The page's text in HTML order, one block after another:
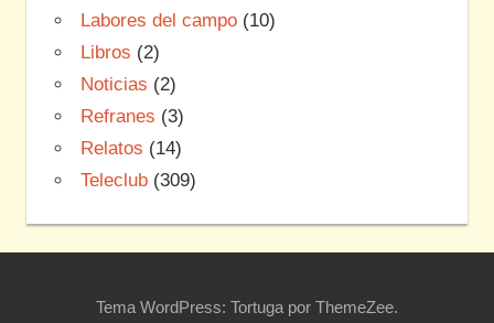
Labores del campo(10)
Libros (2)
Noticias (2)
Refranes (3)
Relatos (14)
Teleclub(309)
Tema WordPress: Tortuga por ThemeZee.